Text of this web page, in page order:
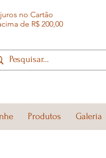
no Cartão
de R$ 200,00
Produtos Galeria